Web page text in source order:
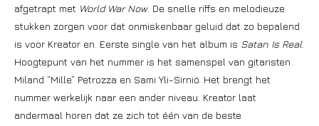
afgetrapt met World War Now. De snelle riffs en melodieuze
stukken zorgen voor dat onmiskenbaar geluid dat zo bepalend
is voor Kreator en. Eerste single van het album is Satan Is Real.
Hoogtepunt van het nummer is het samenspel van gitaristen
Miland “Mille” Petrozza en Sami Yli-Sirniö. Het brengt het
nummer werkelijk naar een ander niveau. Kreator laat
andermaal horen dat ze zich tot één van de beste